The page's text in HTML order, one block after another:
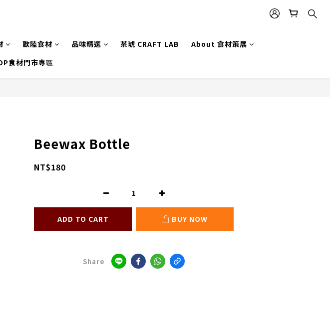
歐陸食材 品味精選 茶琥 CRAFT LAB
About 食材策展
食材門市專區
Beewax Bottle
NT$180
ADD TO CART BUY NOW
Share